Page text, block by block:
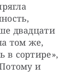
двадцати
том же,
в сортире»,
и